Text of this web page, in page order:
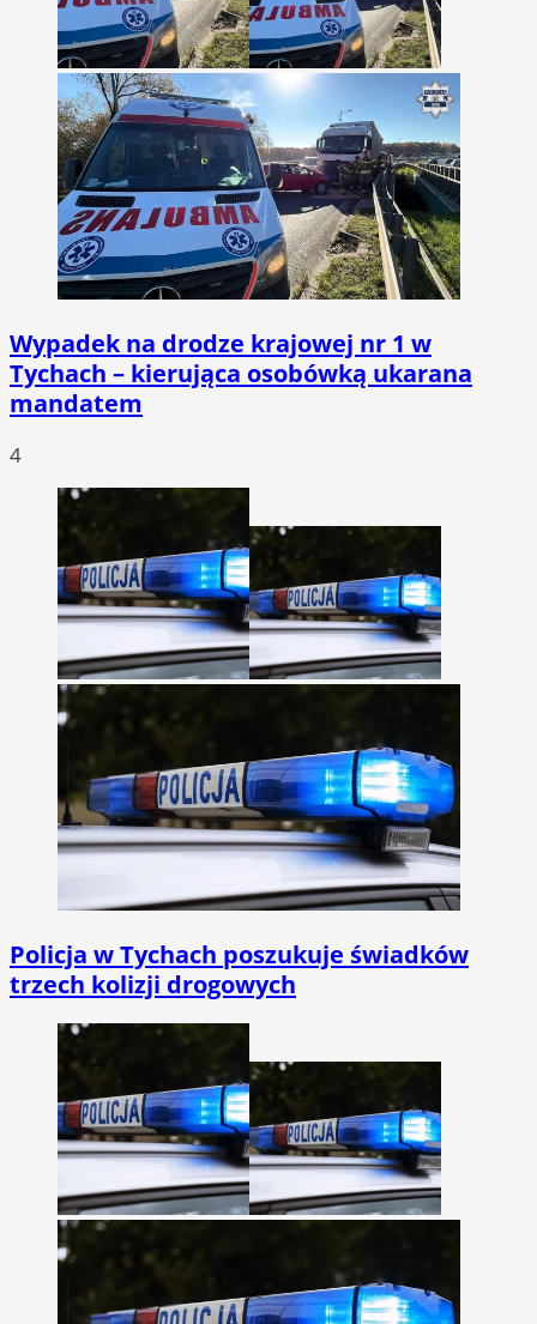
Wypadek na drodze krajowej nr 1 w
Tychach – kierująca osobówką ukarana
mandatem
4
Policja w Tychach poszukuje świadków
trzech kolizji drogowych